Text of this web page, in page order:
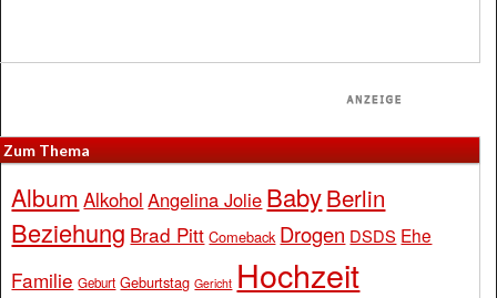
Zum Thema
Album Alkohol Angelina Jolie BabyBerlin
Beziehung Brad Pitt Comeback Drogen DSDS Ehe
Familie Geburt Geburtstag Gericht Hochzeit